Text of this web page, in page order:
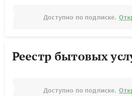
Доступно по подписке.
Реестр бытовых
Доступно по подписке.